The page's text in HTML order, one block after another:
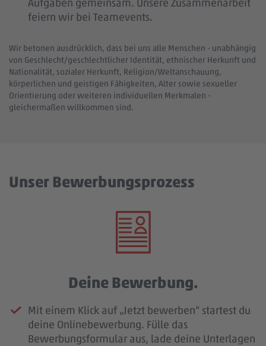
Aufgaben gemeinsam. Unsere Zusammenarbeit
feiern wir bei Teamevents.
Wir betonen ausdrücklich, dass bei uns alle Menschen - unabhängig
von Geschlecht/geschlechtlicher Identität, ethnischer Herkunft und
Nationalität, sozialer Herkunft, Religion/Weltanschauung,
körperlichen und geistigen Fähigkeiten, Alter sowie sexueller
Orientierung oder weiteren individuellen Merkmalen -
gleichermaßen willkommen sind.
Unser Bewerbungsprozess
Deine Bewerbung.
Mit einem Klick auf „Jetzt bewerben“ startest du
deine Onlinebewerbung. Fülle das
Bewerbungsformular aus, lade deine Unterlagen